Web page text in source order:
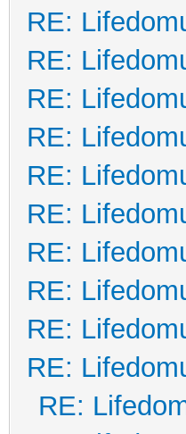
RE:
RE:
RE:
RE:
RE:
RE:
RE:
RE:
RE:
RE:
RE: